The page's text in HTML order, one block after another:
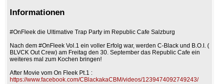
Informationen
#OnFleek die Ultimative Trap Party im Republic Cafe Salzburg
Nach dem #OnFleek Vol.1 ein voller Erfolg war, werden C-Black und B.O.I. (
BLVCK Out Crew) am Freitag den 30. September das Republic Cafe ein
weiteres mal zum Kochen bringen!
After Movie vom On Fleek Pt.1 :
https://www.facebook.com/CBlackakaCBM/videos/1239474092749243/